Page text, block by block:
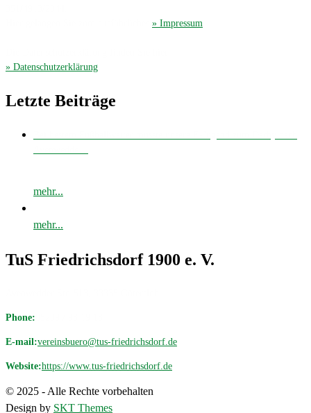
» Impressum
» Datenschutzerklärung
Letzte Beiträge
mehr...
mehr...
TuS Friedrichsdorf 1900 e. V.
Phone:
E-mail:vereinsbuero@tus-friedrichsdorf.de
Website:https://www.tus-friedrichsdorf.de
© 2025 - Alle Rechte vorbehalten
Design by SKT Themes